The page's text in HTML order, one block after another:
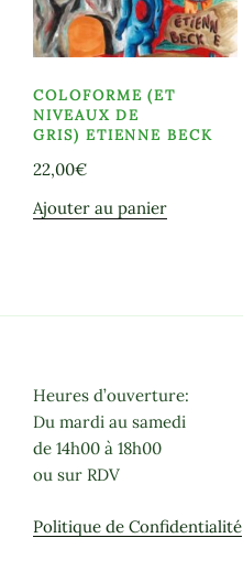
COLOFORME (ET
NIVEAUX DE
GRIS) ETIENNE BECK
22,00€
Ajouter au panier
Heures d’ouverture:
Du mardi au samedi
de 14h00 à 18h00
ou sur RDV
Politique de Confidentialité